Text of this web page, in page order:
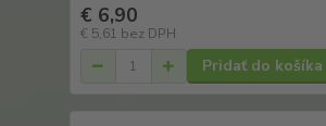
€ 6,90
€ 5,61 bez DPH
Pridať do košíka